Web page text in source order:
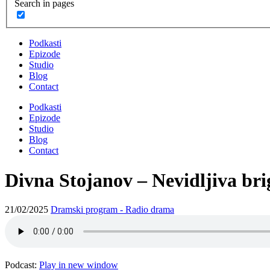
Search in pages
Podkasti
Epizode
Studio
Blog
Contact
Podkasti
Epizode
Studio
Blog
Contact
Divna Stojanov – Nevidljiva
21/02/2025 Dramski program - Radio drama
Podcast: Play in new window